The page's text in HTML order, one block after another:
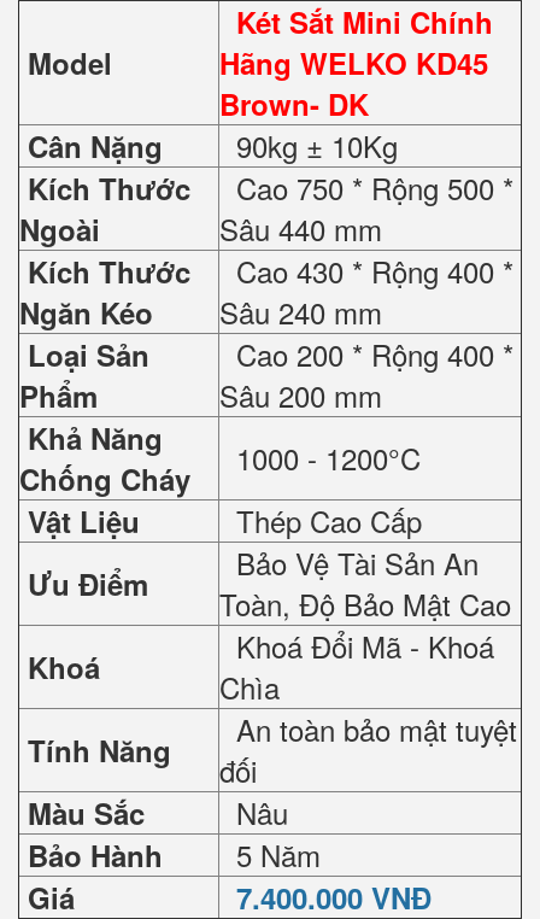
Model
Két Sắt Mini Chính
Hãng WELKO KD45
Brown- DK
Cân Nặng
90kg ± 10Kg
Kích Thước
Ngoài
Cao 750 * Rộng 500 *
Sâu 440 mm
Kích Thước
Ngăn Kéo
Cao 430 * Rộng 400 *
Sâu 240 mm
Loại Sản
Phẩm
Cao 200 * Rộng 400 *
Sâu 200 mm
Khả Năng
Chống Cháy
1000 - 1200°C
Vật Liệu Thép Cao Cấp
Ưu Điểm
Bảo Vệ Tài Sản An
Toàn, Độ Bảo Mật Cao
Khoá
Khoá Đổi Mã - Khoá
Chìa
Tính Năng
An toàn bảo mật tuyệt
đối
Màu Sắc Nâu
Bảo Hành 5 Năm
Giá 7.400.000 VNĐ